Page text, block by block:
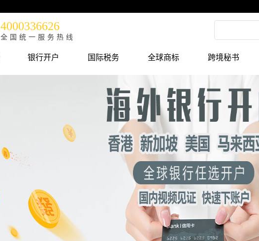
4000336626
全国统一服务热线
银行开户 国际税务 全球商标 跨境秘书